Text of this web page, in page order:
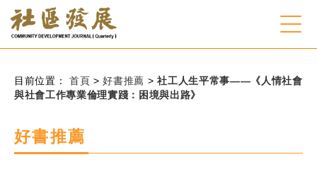
跳到主要內容
常見問題
目前位置：首頁> 好書推薦 > 社工人生平常事——《人情社會
與社會工作專業倫理實踐：困境與出路》
好書推薦